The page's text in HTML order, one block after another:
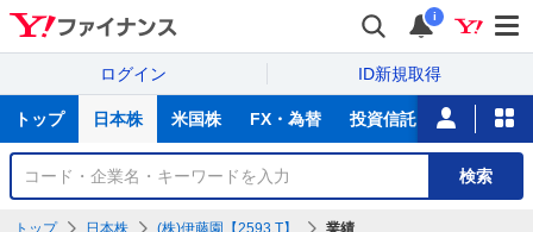
i
ログイン ID新規取得
サ
トップ 日本株 米国株 FX・為替 投資信託 ニュース
銘
検索